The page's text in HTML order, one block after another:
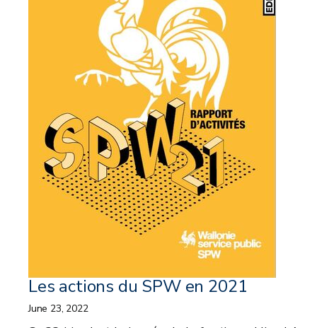
Les actions du SPW en 2021
June 23, 2022